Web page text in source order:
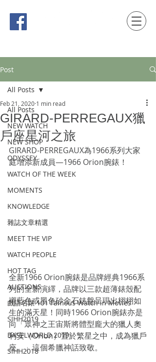
Post
All Posts
NEW WATCH
NEW SHOP
ODYSSEY
WATCH OF THE WEEK
MOMENTS
KNOWLEDGE
雜誌文章精選
MEET THE VIP
WATCH PEOPLE
HOT TAG
AUCTIONS
戲語名錶 101 Famous Watch in Movies
SIHH2019
BASELWORLD 2019
SIHH2018
All Posts
GIRARD-PERREGAUX獵
戶座星河之旅
Feb 21, 2020 1 min read
GIRARD-PERREGAUX為1966系列大家
庭增添新成員—1966 Orion腕錶！
全新1966 Orion腕錶是品牌經典1966系
列的全新演繹，品牌以三款超薄錶殼配
襯藍色或黑色砂金石錶盤呈現出栩栩如
生的滿天星！同時1966 Orion腕錶亦是
向「眾神之王宙斯將體型龐大的獵人奧
利安（Orion）置於繁星之中，成為獵戶
座。」這個希臘神話致敬。